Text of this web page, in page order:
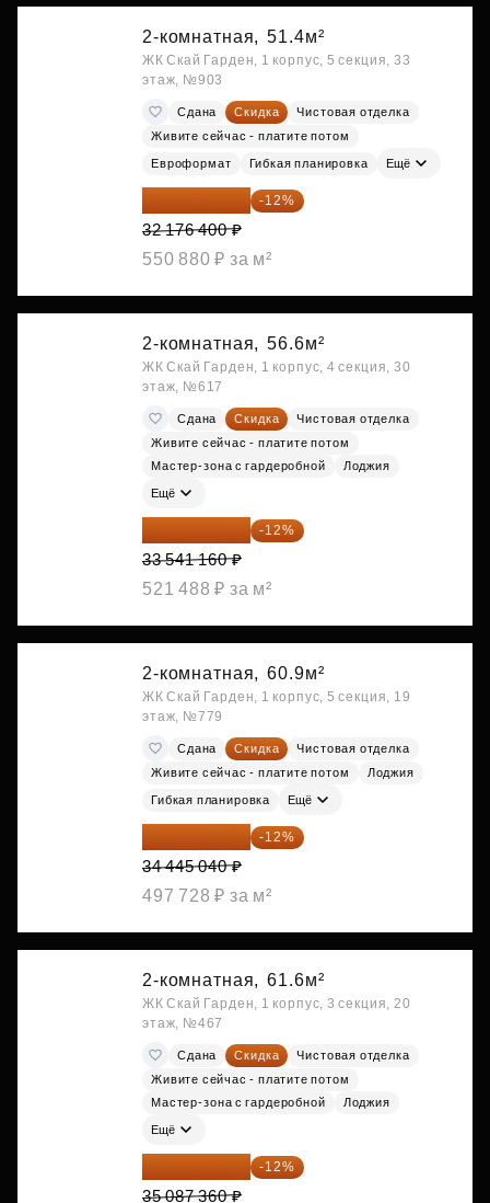
2-комнатная, 51.4м²
ЖК Скай Гарден, 1 корпус, 5 секция, 33
этаж, №903
Сдана Скидка
Чистовая отделка
Живите сейчас - платите потом
Евроформат Гибкая планировка Ещё
28 315 232 ₽ -12%
32 176 400 ₽
550 880 ₽ за м²
2-комнатная, 56.6м²
ЖК Скай Гарден, 1 корпус, 4 секция, 30
этаж, №617
Сдана Скидка
Чистовая отделка
Живите сейчас - платите потом
Мастер-зона с гардеробной
Лоджия
Ещё
29 516 221 ₽ -12%
33 541 160 ₽
521 488 ₽ за м²
2-комнатная, 60.9м²
ЖК Скай Гарден, 1 корпус, 5 секция, 19
этаж, №779
Сдана Скидка
Чистовая отделка
Живите сейчас - платите потом
Лоджия
Гибкая планировка Ещё
30 311 635 ₽ -12%
34 445 040 ₽
497 728 ₽ за м²
2-комнатная, 61.6м²
ЖК Скай Гарден, 1 корпус, 3 секция, 20
этаж, №467
Сдана Скидка
Чистовая отделка
Живите сейчас - платите потом
Мастер-зона с гардеробной
Лоджия
Ещё
30 876 877 ₽ -12%
35 087 360 ₽